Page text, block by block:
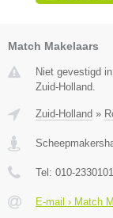
Match Makelaars
Niet gevestigd
Zuid-Holland.
Zuid-Holland »
Tel: 010-2330101
E-mail › Match